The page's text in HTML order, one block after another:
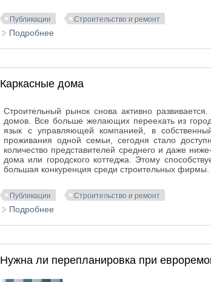
Публикации Строительство и ремонт
Подробнее
Каркасные дома
Строительный рынок снова активно
домов. Все больше желающих переехать из
язык с управляющей компанией, в
проживания одной семьи, сегодня стало
количество представителей среднего и даже
дома или городского коттеджа. Этому
большая конкуренция среди строительных фирмы.
Публикации Строительство и ремонт
Подробнее
Нужна ли перепланировка при